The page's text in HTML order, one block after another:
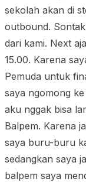
sekolah akan di
outbound.
dari kami. Next
15.00. Karena
Pemuda untuk
saya ngomong
aku nggak bisa
Balpem. Karena
saya buru-buru
sedangkan saya
balpem saya